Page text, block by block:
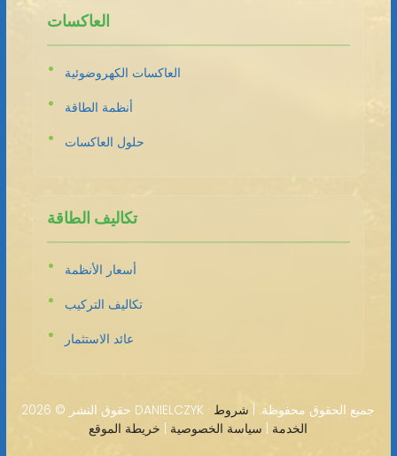
العاكسات
العاكسات الكهروضوئية
أنظمة الطاقة
حلول العاكسات
تكاليف الطاقة
أسعار الأنظمة
تكاليف التركيب
عائد الاستثمار
حقوق النشر © 2026 DANIELCZYK · جميع الحقوق محفوظة. | شروط
الخدمة
سياسة الخصوصية خريطة الموقع